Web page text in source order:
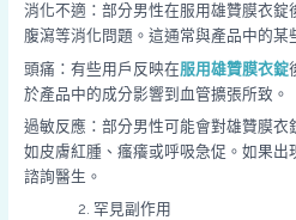
消化不適：部分男性在服用雄贊膜衣
腹瀉等消化問題。這通常與產品中的某
頭痛：有些用戶反映在服用雄贊膜衣錠
於產品中的成分影響到血管擴張所致。
過敏反應：部分男性可能會對雄贊膜衣
如皮膚紅腫、瘙癢或呼吸急促。如果出
諮詢醫生。
罕見副作用